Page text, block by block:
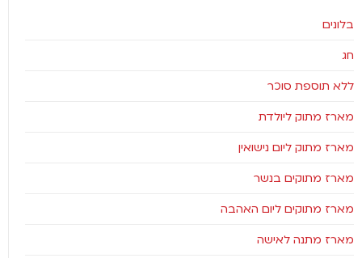
בלונים
חג
ללא תוספת סוכר
מארז מתוק ליולדת
מארז מתוק ליום נישואין
מארז מתוקים בנשר
מארז מתוקים ליום האהבה
מארז מתנה לאישה